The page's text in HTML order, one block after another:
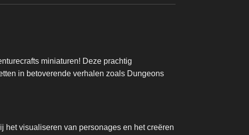
miniaturen! Deze prachtig
in betoverende verhalen zoals Dungeons
het visualiseren van personages en het creëren